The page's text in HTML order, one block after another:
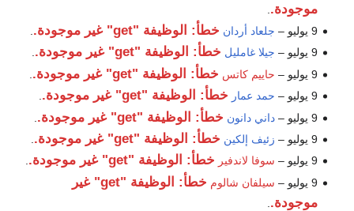
موجودة.
9 يوليو –
جلعاد أردان خطأ: الوظيفة "get" غير موجودة.
9 يوليو –
جيلا غامليل خطأ: الوظيفة "get" غير موجودة.
.
9 يوليو –
حاييم كاتس خطأ: الوظيفة "get" غير موجودة.
9 يوليو –
حمد عمار خطأ: الوظيفة "get" غير موجودة.
.
9 يوليو –
داني دانون خطأ: الوظيفة "get" غير موجودة.
9 يوليو –
زئيف إلكين خطأ: الوظيفة "get" غير موجودة.
9 يوليو –
سوفا لاندفير خطأ: الوظيفة "get" غير موجودة.
.
9 يوليو –
سيلفان شالوم
خطأ: الوظيفة "get" غير
موجودة.